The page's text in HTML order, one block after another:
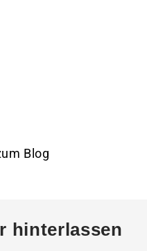
Blog
hinterlassen